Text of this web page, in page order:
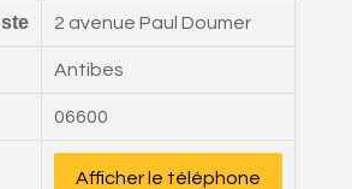
2 avenue Paul Doumer
Antibes
06600
Afficher le téléphone